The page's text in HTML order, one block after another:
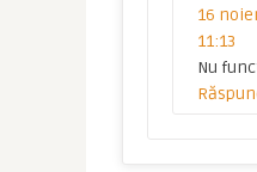
16
11:13
Nu